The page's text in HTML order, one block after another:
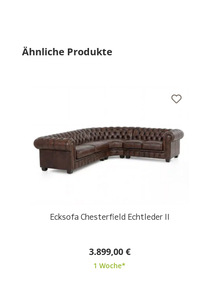
Produktgalerie überspringen
Ähnliche Produkte
Ecksofa Chesterfield Echtleder II
3.899,00 €
1 Woche*